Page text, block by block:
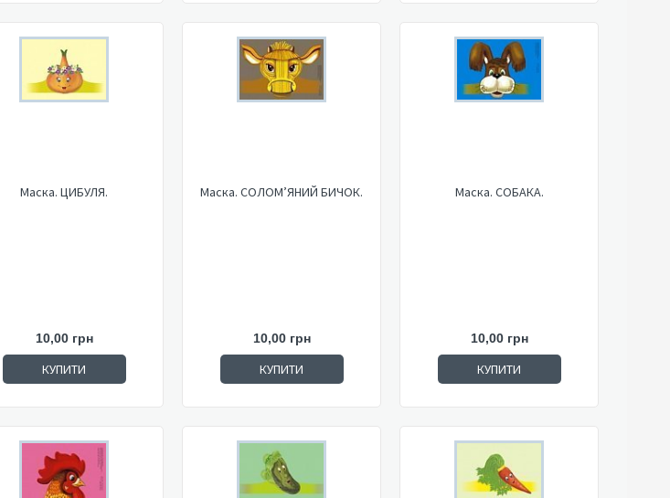
Маска. ЦИБУЛЯ.
10,00 грн
КУПИТИ
Маска. СОЛОМ’ЯНИЙ БИЧОК.
10,00 грн
КУПИТИ
Маска. СОБАКА.
10,00 грн
КУПИТИ